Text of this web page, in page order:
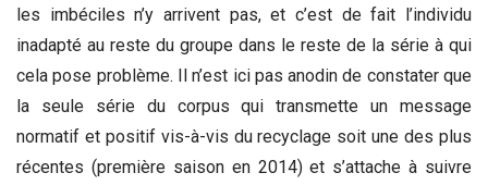
les imbéciles n’y arrivent pas, et c’est de fait l’individu
inadapté au reste du groupe dans le reste de la série à qui
cela pose problème. Il n’est ici pas anodin de constater que
la seule série du corpus qui transmette un message
normatif et positif vis-à-vis du recyclage soit une des plus
récentes (première saison en 2014) et s’attache à suivre